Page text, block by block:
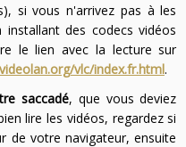
si vous n'arrivez pas à les
des codecs vidéos
le lien avec la lecture sur
vlc/index.fr.html.
saccadé, que vous deviez
lire les vidéos, regardez si
de votre navigateur, ensuite